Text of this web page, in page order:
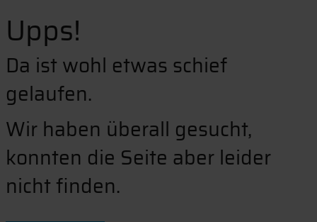
Upps!
Da ist wohl etwas schief
gelaufen.
Wir haben überall gesucht,
konnten die Seite aber leider
nicht finden.